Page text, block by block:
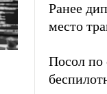
Ранее
место
Посол